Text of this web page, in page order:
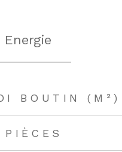
Energie
BOUTIN (M²)